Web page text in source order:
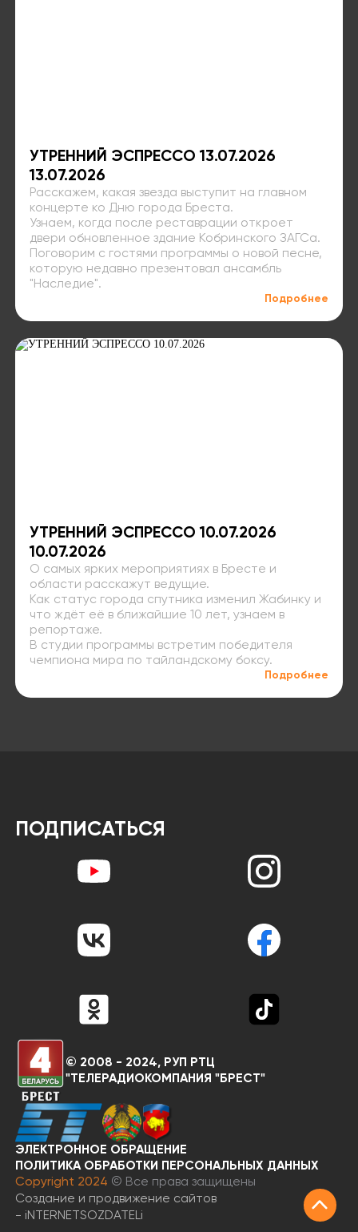
RUBY
УТРЕННИЙ ЭСПРЕССО 13.07.2026
13.07.2026
Расскажем, какая звезда выступит на главном
концерте ко Дню города Бреста.
Узнаем, когда после реставрации откроет
двери обновленное здание Кобринского ЗАГСа.
Поговорим с гостями программы о новой песне,
которую недавно презентовал ансамбль
"Наследие".
Подробнее
УТРЕННИЙ ЭСПРЕССО 10.07.2026
10.07.2026
О самых ярких мероприятиях в Бресте и
области расскажут ведущие.
Как статус города спутника изменил Жабинку и
что ждёт её в ближайшие 10 лет, узнаем в
репортаже.
В студии программы встретим победителя
чемпиона мира по тайландскому боксу.
Подробнее
ПОДПИСАТЬСЯ
© 2008 - 2024, РУП РТЦ
"ТЕЛЕРАДИОКОМПАНИЯ "БРЕСТ"
ПОЛИТИКА ОБРАБОТКИ ПЕРСОНАЛЬНЫХ ДАННЫХ
ЭЛЕКТРОННОЕ ОБРАЩЕНИЕ
Copyright 2024 © Все права защищены
Создание и продвижение сайтов
- iNTERNET SOZDATELi